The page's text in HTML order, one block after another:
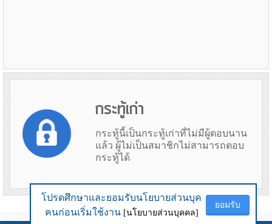
โปรดศึกษาและยอมรับนโยบายส่วนบุค
คนก่อนเริ่มใช้งาน [นโยบายส่วนบุคคล]
ยอมรับ
กระทู้เก่า
กระทู้นี้เป็นกระทู้เก่าที่ไม่มีผู้ตอบนาน
แล้ว ผู้ไม่เป็นสมาชิกไม่สามารถตอบ
กระทู้ได้
ข้อมูลเมื่อ 5th August 2026 05:38
โปรดศึกษาและยอมรับนโยบายส่วนบุค
คนก่อนเริ่มใช้งาน [นโยบายส่วนบุคคล]
ยอมรับ